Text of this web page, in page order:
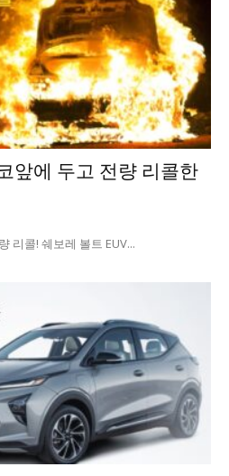
앞에 두고 전량 리콜한
리콜! 쉐보레 볼트 EUV...